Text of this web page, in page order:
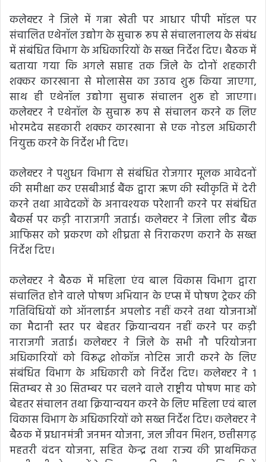
कलेक्टर ने जिले में गन्ना खेती पर आधार पीपी मॉडल पर
संचालित एथेनॉल उद्योग के सुचारू रूप से संचालनालय के संबंध
में संबंधित विभाग के अधिकारियों के सख्त निर्देश दिए। बैठक में
बताया गया कि अगले सप्ताह तक जिले के दोनों शहकारी
शक्कर कारखाना से मोलासेस का उठाव शुरू किया जाएगा,
साथ ही एथेनॉल उद्योगा सुचारू संचालन शुरू हो जाएगा।
कलेक्टर ने एथेनॉल के सुचारू रूप से संचालन करने क लिए
भोरमदेव सहकारी शक्कर कारखाना से एक नोडल अधिकारी
नियुक्त करने के निर्देश भी दिए।
कलेक्टर ने पशुधन विभाग से संबंधित रोजगार मूलक आवेदनों
की समीक्षा कर एसबीआई बैंक द्वारा ऋण की स्वीकृति में देरी
करने तथा आवेदकों के अनावश्यक परेशानी करने पर संबंधित
बैकर्स पर कड़ी नाराजगी जताई। कलेक्टर ने जिला लीड बैंक
आफिसर को प्रकरण को शीघ्रता से निराकरण कराने के सख्त
निर्देश दिए।
कलेक्टर ने बैठक में महिला एंव बाल विकास विभाग द्वारा
संचालित होने वाले पोषण अभियान के एप्स में पोषण ट्रेकर की
गतिविधियों को ऑनलाईन अपलोड नहीं करने तथा योजनाओं
का मैदानी स्तर पर बेहतर क्रियान्वयन नहीं करने पर कड़ी
नाराजगी जताई। कलेक्टर ने जिले के सभी नौ परियोजना
अधिकारियों को विरूद्ध शोकॉज नोटिस जारी करने के लिए
संबंधित विभाग के अधिकारी को निर्देश दिए। कलेक्टर ने 1
सितम्बर से 30 सितम्बर पर चलने वाले राष्ट्रीय पोषण माह को
बेहतर संचालन तथा क्रियान्वयन करने के लिए महिला एवं बाल
विकास विभाग के अधिकारियों को सख्त निर्देश दिए। कलेक्टर ने
बैठक में प्रधानमंत्री जनमन योजना, जल जीवन मिशन, छत्तीसगढ़
महतरी वंदन योजना, सहित केन्द्र तथा राज्य की प्राथमिकत